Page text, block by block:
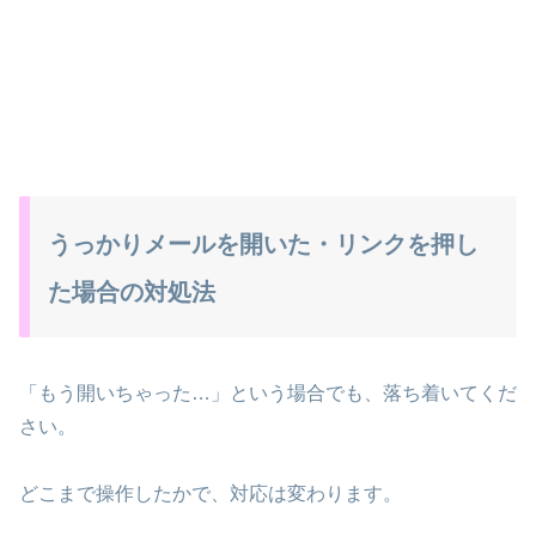
うっかりメールを開いた・リンクを押し
た場合の対処法
「もう開いちゃった…」という場合でも、落ち着いてくだ
さい。
どこまで操作したかで、対応は変わります。